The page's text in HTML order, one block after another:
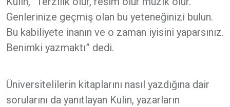
Genlerinize geçmiş olan bu yeteneğinizi bulun.
Bu kabiliyete inanın ve o zaman iyisini yaparsınız.
Benimki yazmaktı” dedi.
Üniversitelilerin kitaplarını nasıl yazdığına dair
sorularını da yanıtlayan Kulin, yazarların